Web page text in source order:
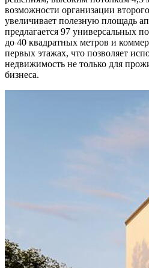
возможности организации
увеличивает полезную площадь
предлагается 97 универсальных
до 40 квадратных метров и
первых этажах, что позволяет
недвижимость не только для
бизнеса.